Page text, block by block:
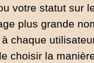
votre statut sur
plus grande
chaque
choisir la